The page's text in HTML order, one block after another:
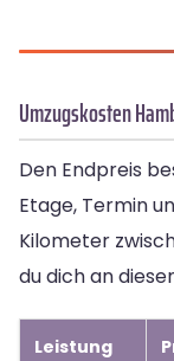
Umzugskosten
Den Endpreis
Etage, Termin
Kilometer
du dich an
Leistung